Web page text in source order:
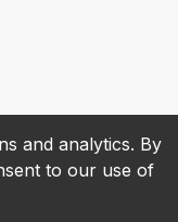
and analytics. By
to our use of